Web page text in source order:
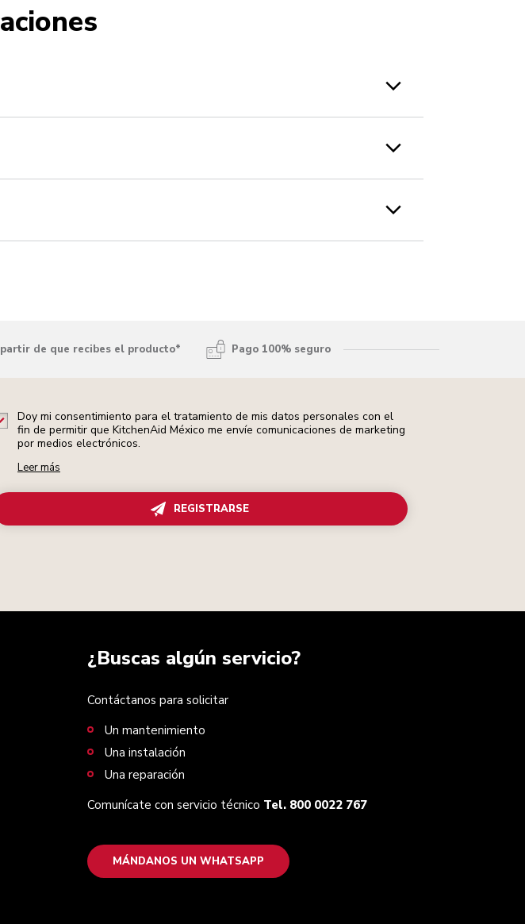
de que recibes el producto* Pago 100% seguro
Doy mi consentimiento para el tratamiento de mis datos personales con el
fin de permitir que KitchenAid México me envíe comunicaciones de marketing
por medios electrónicos.
Leer más
REGISTRARSE
¿Buscas algún servicio?
Contáctanos para solicitar
Un mantenimiento
Una instalación
Una reparación
Comunícate con servicio técnico Tel. 800 0022 767
MÁNDANOS UN WHATSAPP